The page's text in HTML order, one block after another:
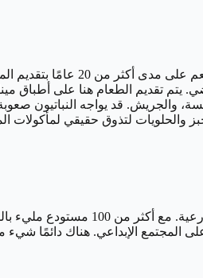
لتجربة تناول طعام كلاسيكية في
تقديم الطعام هنا على أطباق
والجريش. قد يواجه النباتيون
والحلويات لتذوق حقيقي لمأكولات
للشعور بطاقة النهضة الثقافية المعاصرة
على المجتمع الإبداعي. هناك